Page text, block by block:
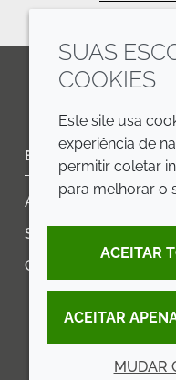
EMPRESA
Annual Report
Sustainability Report
Croda.com
SUAS
COOKIES
Este site usa
experiência de
permitir coletar
para melhorar o
ACEITAR
ACEITAR
MUDAR